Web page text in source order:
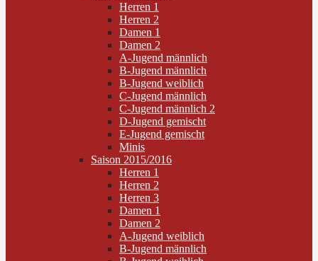
Herren 1
Herren 2
Damen 1
Damen 2
A-Jugend männlich
B-Jugend männlich
B-Jugend weiblich
C-Jugend männlich
C-Jugend männlich 2
D-Jugend gemischt
E-Jugend gemischt
Minis
Saison 2015/2016
Herren 1
Herren 2
Herren 3
Damen 1
Damen 2
A-Jugend weiblich
B-Jugend männlich